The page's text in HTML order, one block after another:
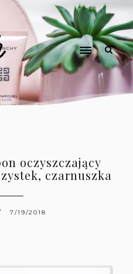
oczyszczający
czarnuszka
7/19/2018